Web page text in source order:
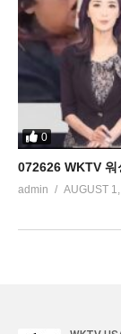
0
072626 WKTV 워
admin AUGUST